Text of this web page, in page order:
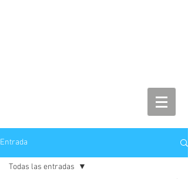
Entrada
Todas las entradas